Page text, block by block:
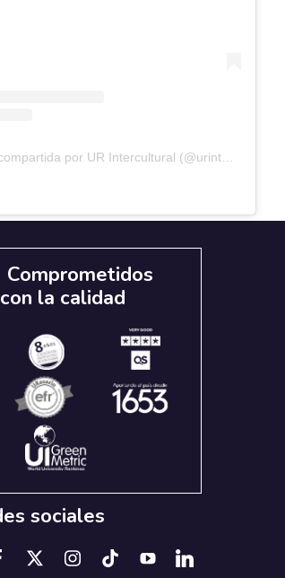
Una publicación compartida por UR Intercultural (@urintercultural)
Comprometidos
con la calidad
sociales